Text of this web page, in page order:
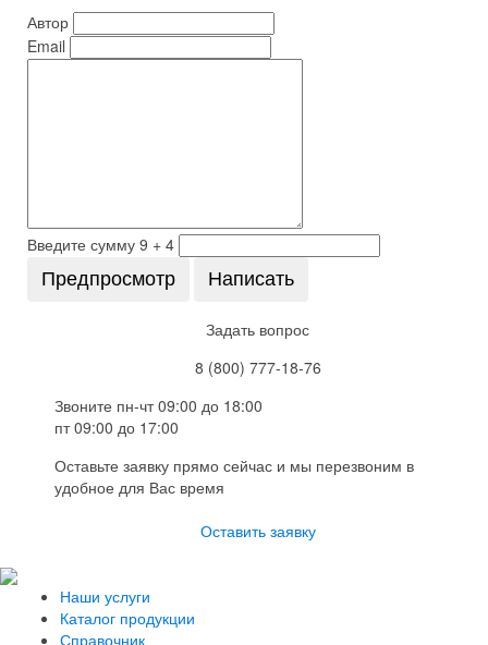
Автор
Email
Введите сумму 9 + 4
Задать вопрос
8 (800) 777-18-76
Звоните пн-чт 09:00 до 18:00
пт 09:00 до 17:00
Оставьте заявку прямо сейчас и мы перезвоним в
удобное для Вас время
Оставить заявку
Наши услуги
Каталог продукции
Справочник